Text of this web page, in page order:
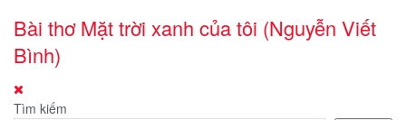
Bài thơ Mặt trời xanh của tôi (Nguyễn Viết
Bình)
Tìm kiếm